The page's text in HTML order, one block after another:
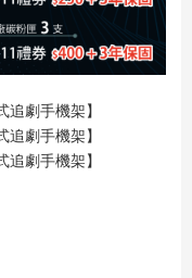
劇手機架】
劇手機架】
劇手機架】